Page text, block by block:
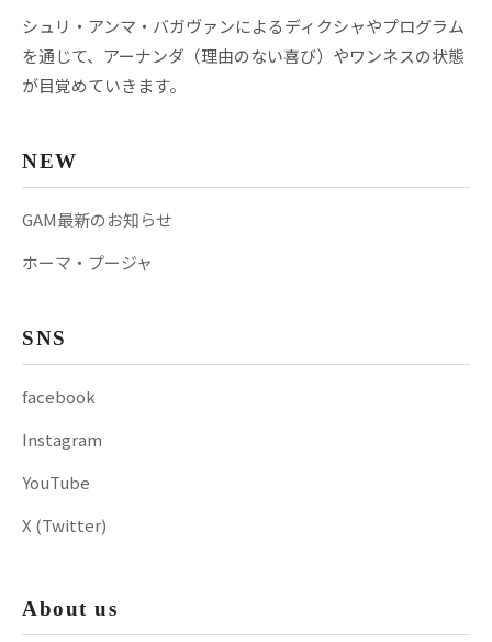
シュリ・アンマ・バガヴァンによるディクシャやプログラム
を通じて、アーナンダ（理由のない喜び）やワンネスの状態
が目覚めていきます。
NEW
GAM最新のお知らせ
ホーマ・プージャ
SNS
facebook
Instagram
YouTube
X (Twitter)
About us